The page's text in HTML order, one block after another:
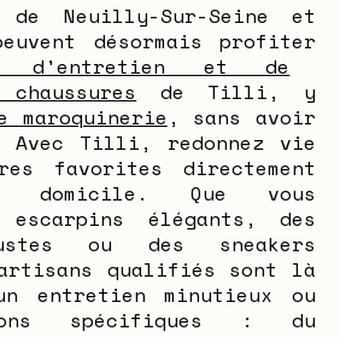
de Neuilly-Sur-Seine et
désormais profiter
d'entretien et de
de Tilli, y
maroquinerie , sans avoir
Avec Tilli, redonnez vie
favorites directement
domicile. Que vous
escarpins élégants, des
ou des sneakers
artisans qualifiés sont là
entretien minutieux ou
spécifiques : du